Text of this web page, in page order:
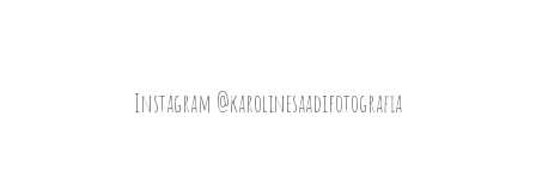
Instagram @karolinesaadifotografia